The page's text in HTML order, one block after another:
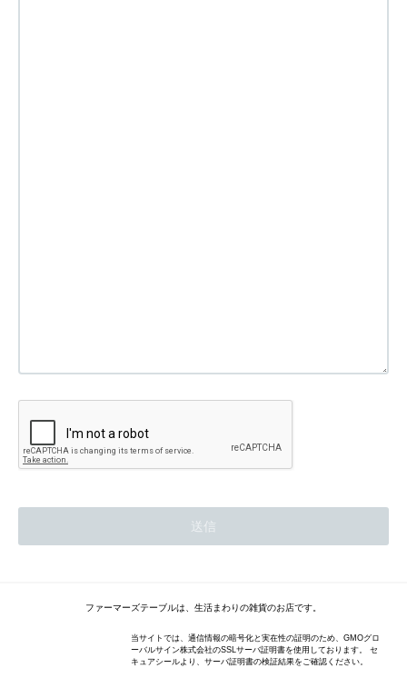
ファーマーズテーブルは、生活まわりの雑貨のお店です。
当サイトでは、通信情報の暗号化と実在性の証明のため、GMOグロ
ーバルサイン株式会社のSSLサーバ証明書を使用しております。 セ
キュアシールより、サーバ証明書の検証結果をご確認ください。